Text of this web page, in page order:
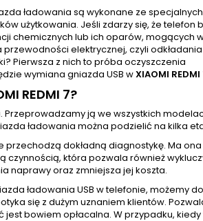
ładowania są wykonane ze
użytkowania. Jeśli zdarzy się, że telefon
chemicznych lub ich oparów, mogących
elektrycznej, czyli
Pierwsza z nich to próba oczyszczenia
wymiana gniazda USB wXIAOMI REDMI
REDMI 7?
ją we wszystkich
ładowania można podzielić na kilka
dokładną diagnostykę. Ma
która pozwala również
naprawy oraz zmniejsza jej koszta.
ładowania USB w telefonie, możemy
się z dużym uznaniem klientów.
bowiem opłacalna. W przypadku,